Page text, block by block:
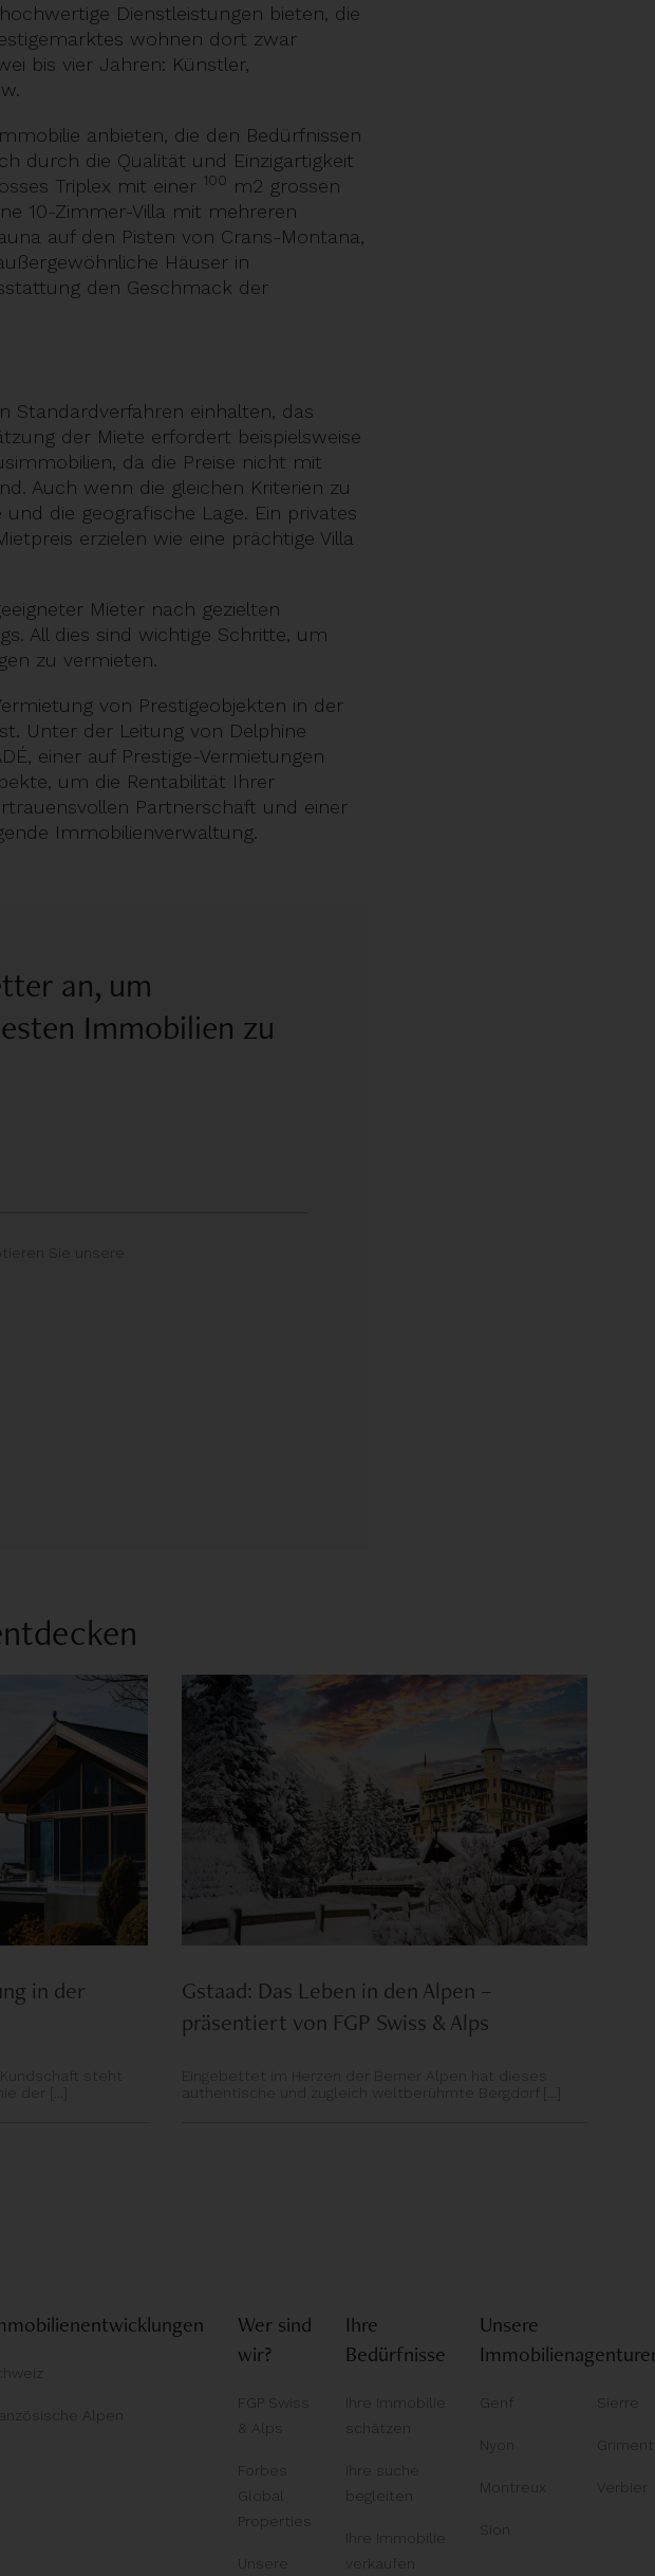
Dienstleistungen bieten, die
wohnen dort zwar
bis vier Jahren: Künstler,
anbieten, die den Bedürfnissen
durch die Qualität und Einzigartigkeit
Triplex mit einer 100 m2 grossen
10-Zimmer-Villa mit mehreren
auf den Pisten von Crans-Montana,
Häuser in
den Geschmack der
Standardverfahren einhalten, das
der Miete erfordert beispielsweise
da die Preise nicht mit
Auch wenn die gleichen Kriterien zu
die geografische Lage. Ein privates
erzielen wie eine prächtige Villa
Mieter nach gezielten
All dies sind wichtige Schritte, um
zu vermieten.
von Prestigeobjekten in der
Unter der Leitung von Delphine
einer auf Prestige-Vermietungen
um die Rentabilität Ihrer
Partnerschaft und einer
Immobilienverwaltung.
an, um
Immobilien zu
Sie unsere
in der
steht
der [...]
Gstaad: Das Leben in den Alpen –
präsentiert von FGP Swiss & Alps
Eingebettet im Herzen der Berner Alpen hat dieses
authentische und zugleich weltberühmte Bergdorf [...]
Alpen
Wer sind
wir?
FGP Swiss
& Alps
Forbes
Global
Properties
Unsere
Ihre
Bedürfnisse
Ihre Immobilie
schätzen
Ihre suche
begleiten
Ihre Immobilie
verkaufen
Unsere
Genf
Nyon
Montreux
Sion
Sierre
Verbier